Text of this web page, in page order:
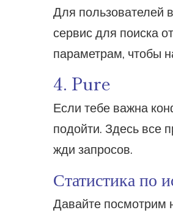
Для пользователей
сервис для поиска
параметрам, чтобы
4. Pure
Если тебе важна
подойти. Здесь все
жди запросов.
Статистика по
Давайте посмотрим